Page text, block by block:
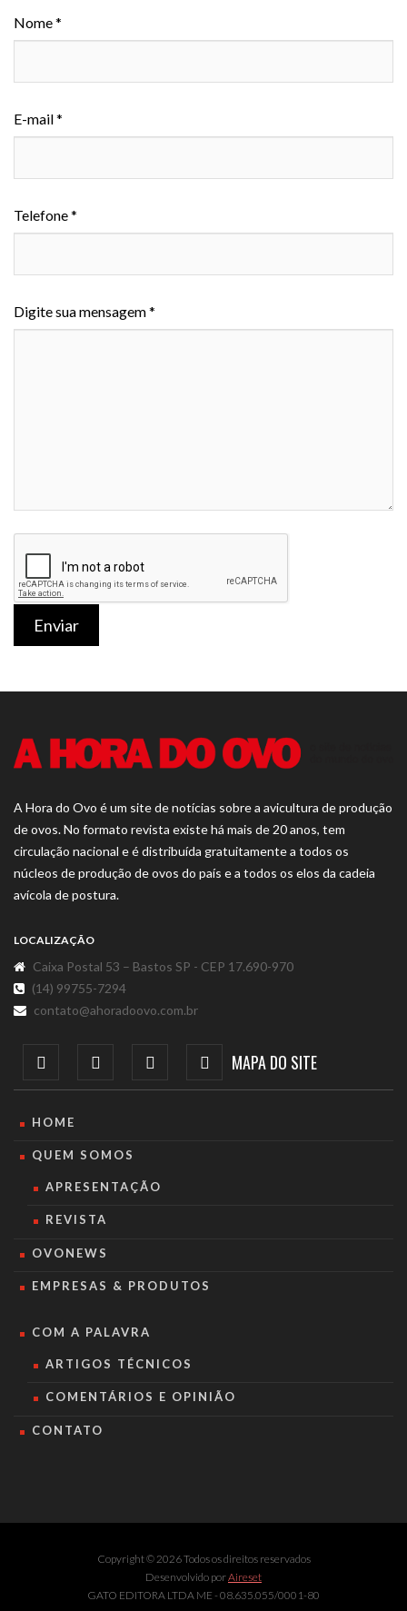
Nome *
E-mail *
Telefone *
Digite sua mensagem *
Enviar
A Hora do Ovo é um site de notícias sobre a avicultura de produção
de ovos. No formato revista existe há mais de 20 anos, tem
circulação nacional e é distribuída gratuitamente a todos os
núcleos de produção de ovos do país e a todos os elos da cadeia
avícola de postura.
LOCALIZAÇÃO
Caixa Postal 53 – Bastos SP - CEP 17.690-970
(14) 99755-7294
contato@ahoradoovo.com.br
MAPA DO SITE
HOME
QUEM SOMOS
APRESENTAÇÃO
REVISTA
OVONEWS
EMPRESAS & PRODUTOS
COM A PALAVRA
ARTIGOS TÉCNICOS
COMENTÁRIOS E OPINIÃO
CONTATO
Copyright © 2026 Todos os direitos reservados
Desenvolvido porAireset
GATO EDITORA LTDA ME - 08.635.055/0001-80